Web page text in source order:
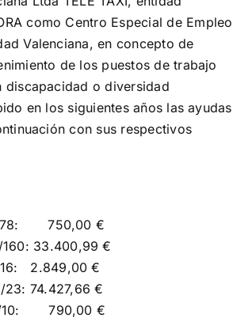
como Centro Especial de Empleo
Valenciana, en concepto de
de los puestos de trabajo
discapacidad o diversidad
en los siguientes años las ayudas
con sus respectivos
750,00 €
160: 33.400,99 €
2.849,00 €
23: 74.427,66 €
790,00 €